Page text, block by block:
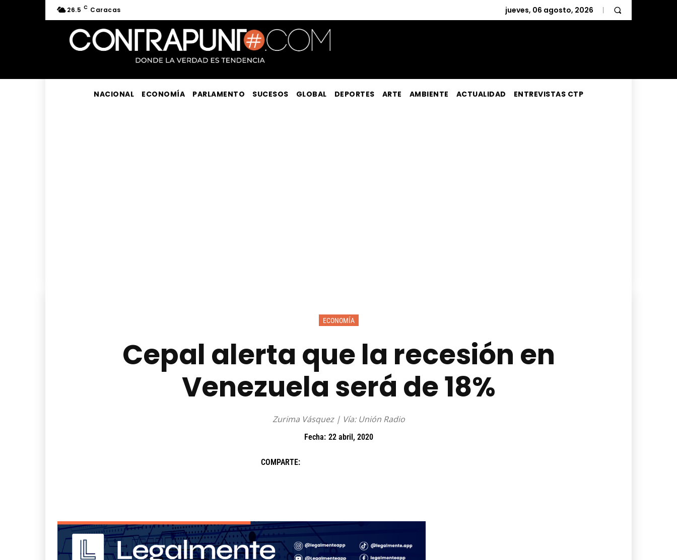
26.5 C Caracas jueves, 06 agosto, 2026
NACIONAL ECONOMÍA PARLAMENTO SUCESOS GLOBAL DEPORTES ARTE AMBIENTE ACTUALIDAD ENTREVISTAS CTP
ECONOMÍA
Cepal alerta que la recesión en
Venezuela será de 18%
Zurima Vásquez | Vía: Unión Radio
Fecha: 22 abril, 2020
COMPARTE: